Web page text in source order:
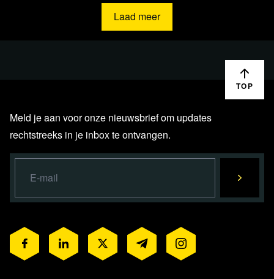
Laad meer
TOP
Meld je aan voor onze nieuwsbrief om updates
rechtstreeks in je inbox te ontvangen.